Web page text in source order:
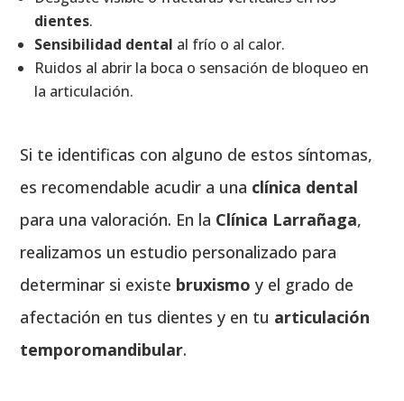
dientes.
Sensibilidad dental al frío o al calor.
Ruidos al abrir la boca o sensación de bloqueo en
la articulación.
Si te identificas con alguno de estos síntomas,
es recomendable acudir a una clínica dental
para una valoración. En la Clínica Larrañaga,
realizamos un estudio personalizado para
determinar si existe bruxismo y el grado de
afectación en tus dientes y en tu articulación
temporomandibular.